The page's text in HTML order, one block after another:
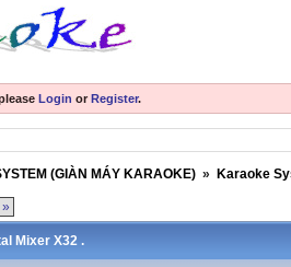
Login or Register.
(GIÀN MÁY KARAOKE) » Karaoke
»
Mixer X32 .